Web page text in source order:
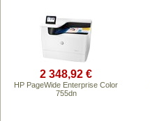
2 348,92 €
HP PageWide Enterprise Color
755dn